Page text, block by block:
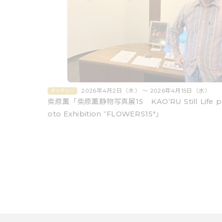
ギャラリー 2026年4月2日（木） 〜 2026年4月15日（水）
柴原薫「柴原薫静物写真展15 KAO‘RU Still Life
oto Exhibition “FLOWERS15″」